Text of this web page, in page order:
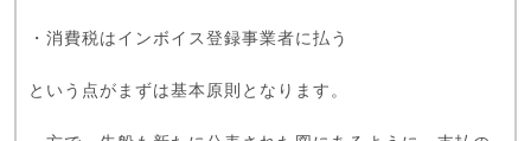
・消費税はインボイス登録事業者に払う
という点がまずは基本原則となります。